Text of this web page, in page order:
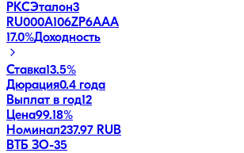
РКСЭталон3
RU000A106ZP6AAA
17.0%Доходность
Ставка13.5%
Дюрация0.4 года
Выплат в год12
Цена99.18%
Номинал237.97 RUB
ВТБ ЗО-35